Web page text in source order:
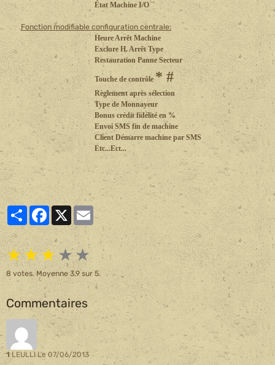
État Machine I/O
Fonction modifiable configuration centrale:
Heure Arrêt Machine
Exclure H. Arrêt Type
Restauration Panne Secteur
Touche de contrôle * #
Règlement après sélection
Type de Monnayeur
Bonus crédit fidélité en %
Envoi SMS fin de machine
Client Démarre machine par SMS
Etc...Ect...
PartagerFacebook
X Email
★★★★★
8 votes. Moyenne3.9sur 5.
Commentaires
1 LEULLILe 07/06/2013